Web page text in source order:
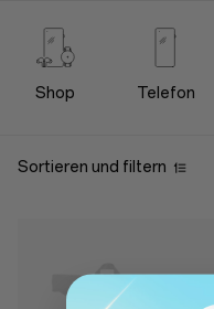
OnePlus
Lifestyle
Shop Telefon
Sortieren und filtern